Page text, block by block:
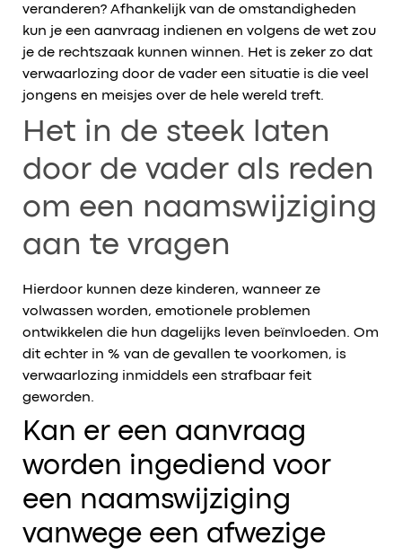
veranderen? Afhankelijk van de omstandigheden
kun je een aanvraag indienen en volgens de wet zou
je de rechtszaak kunnen winnen. Het is zeker zo dat
verwaarlozing door de vader een situatie is die veel
jongens en meisjes over de hele wereld treft.
Het in de steek laten
door de vader als reden
om een naamswijziging
aan te vragen
Hierdoor kunnen deze kinderen, wanneer ze
volwassen worden, emotionele problemen
ontwikkelen die hun dagelijks leven beïnvloeden. Om
dit echter in % van de gevallen te voorkomen, is
verwaarlozing inmiddels een strafbaar feit
geworden.
Kan er een aanvraag
worden ingediend voor
een naamswijziging
vanwege een afwezige